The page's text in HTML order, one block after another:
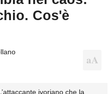
Cos'è
ivoriano che la